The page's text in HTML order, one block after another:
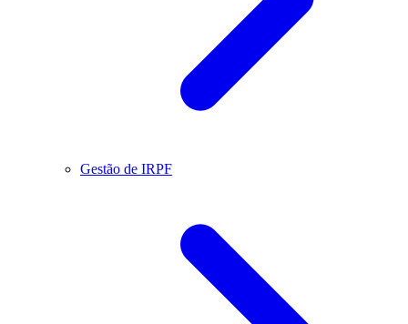
Gestão de IRPF